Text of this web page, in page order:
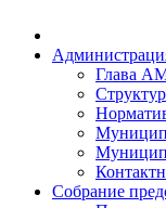
Глава
Собрание